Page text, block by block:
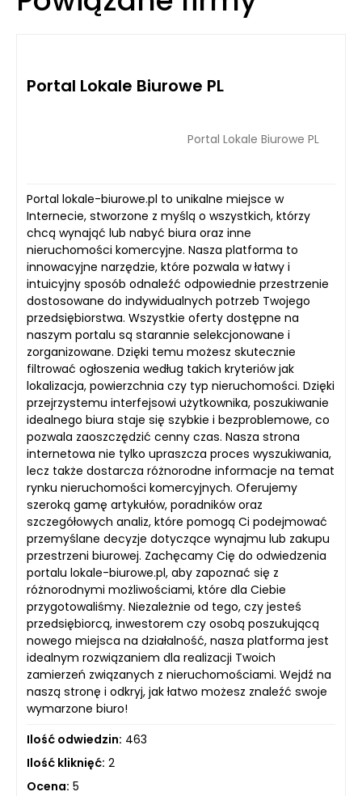
Portal Lokale Biurowe PL
Portal Lokale Biurowe PL
Portal lokale-biurowe.pl to unikalne miejsce w
Internecie, stworzone z myślą o wszystkich, którzy
chcą wynająć lub nabyć biura oraz inne
nieruchomości komercyjne. Nasza platforma to
innowacyjne narzędzie, które pozwala w łatwy i
intuicyjny sposób odnaleźć odpowiednie przestrzenie
dostosowane do indywidualnych potrzeb Twojego
przedsiębiorstwa. Wszystkie oferty dostępne na
naszym portalu są starannie selekcjonowane i
zorganizowane. Dzięki temu możesz skutecznie
filtrować ogłoszenia według takich kryteriów jak
lokalizacja, powierzchnia czy typ nieruchomości. Dzięki
przejrzystemu interfejsowi użytkownika, poszukiwanie
idealnego biura staje się szybkie i bezproblemowe, co
pozwala zaoszczędzić cenny czas. Nasza strona
internetowa nie tylko upraszcza proces wyszukiwania,
lecz także dostarcza różnorodne informacje na temat
rynku nieruchomości komercyjnych. Oferujemy
szeroką gamę artykułów, poradników oraz
szczegółowych analiz, które pomogą Ci podejmować
przemyślane decyzje dotyczące wynajmu lub zakupu
przestrzeni biurowej. Zachęcamy Cię do odwiedzenia
portalu lokale-biurowe.pl, aby zapoznać się z
różnorodnymi możliwościami, które dla Ciebie
przygotowaliśmy. Niezależnie od tego, czy jesteś
przedsiębiorcą, inwestorem czy osobą poszukującą
nowego miejsca na działalność, nasza platforma jest
idealnym rozwiązaniem dla realizacji Twoich
zamierzeń związanych z nieruchomościami. Wejdź na
naszą stronę i odkryj, jak łatwo możesz znaleźć swoje
wymarzone biuro!
Ilość odwiedzin: 463
Ilość kliknięć: 2
Ocena: 5